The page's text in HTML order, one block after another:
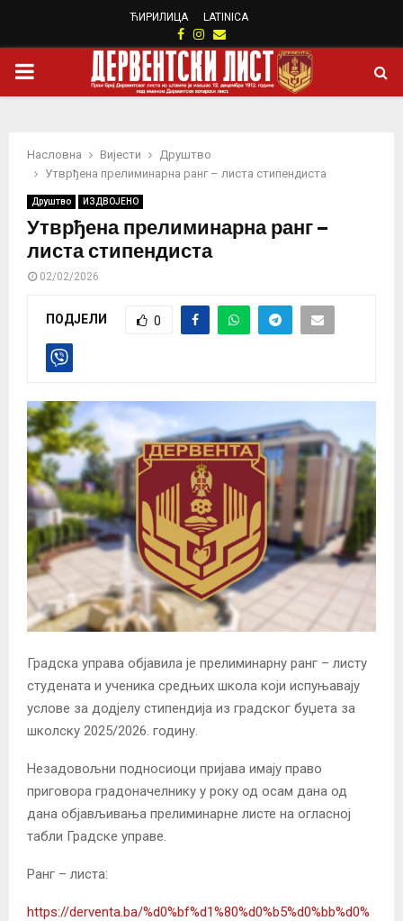
ЋИРИЛИЦА LATINICA
Facebook
Instagram
Email
PRIMARY
Насловна Вијести
Друштво
Утврђена прелиминарна ранг – листа стипендиста
Друштво ИЗДВОЈЕНО
Утврђена прелиминарна ранг –
листа стипендиста
02/02/2026
ПОДЈЕЛИ 0
Градска управа објавила је прелиминарну ранг – листу
студената и ученика средњих школа који испуњавају
услове за додјелу стипендија из градског буџета за
школску 2025/2026. годину.
Незадовољни подносиоци пријава имају право
приговора градоначелнику у року од осам дана од
дана објављивања прелиминарне листе на огласној
табли Градске управе.
Ранг – листа:
https://derventa.ba/%d0%bf%d1%80%d0%b5%d0%bb%d0%